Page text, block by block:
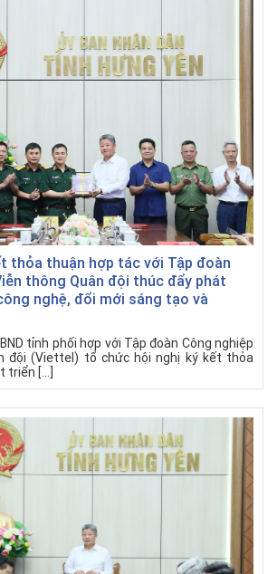
thỏa thuận hợp tác với Tập đoàn
thông Quân đội thúc đẩy phát
nghệ, đổi mới sáng tạo và
tỉnh phối hợp với Tập đoàn Công nghiệp
đội (Viettel) tổ chức hội nghị ký kết thỏa
triển […]